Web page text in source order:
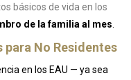
básicos de vida en los
de la familia al mes
No Residentes
en los EAU — ya sea